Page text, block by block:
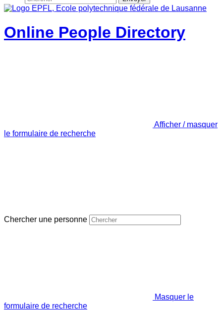
Online People Directory
Afficher / masquer
le formulaire de recherche
Chercher une personne
Masquer le
formulaire de recherche